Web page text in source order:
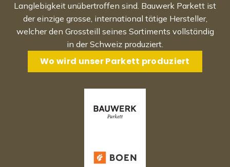
Langlebigkeit unübertroffen sind. Bauwerk Parkett ist
der einzige grosse, international tätige Hersteller,
welcher den Grossteill seines Sortiments vollständig
in der Schweiz produziert.
Wo wird unser Parkett produziert